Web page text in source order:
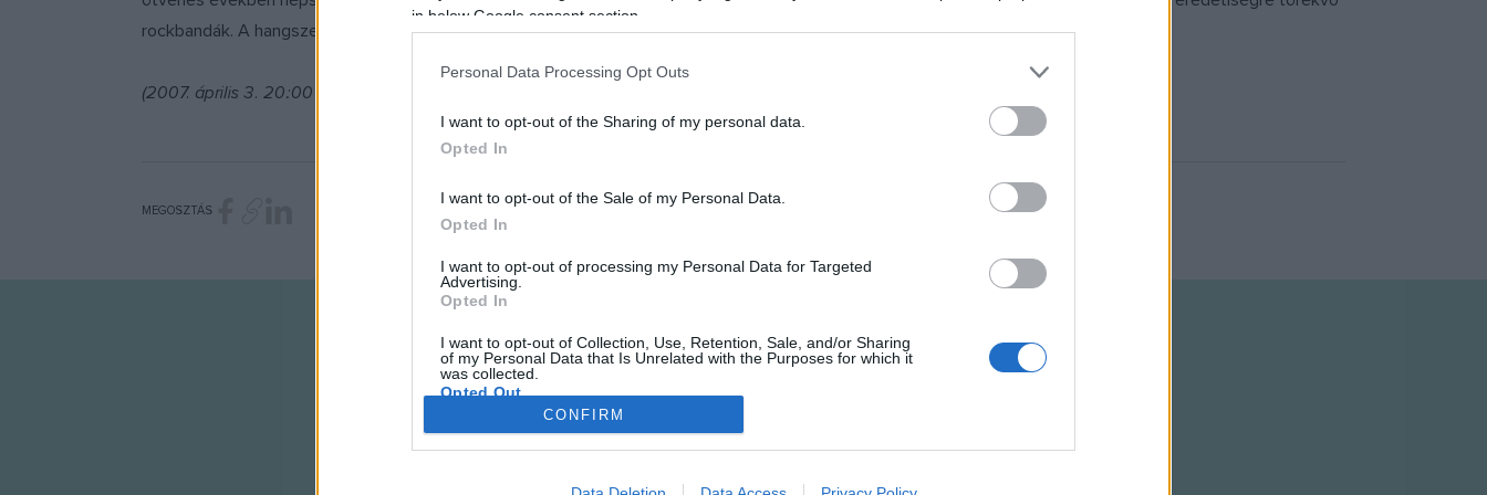
in below Google consent section.
Personal Data Processing Opt Outs
I want to opt-out of the Sharing of my personal data.
Opted In
I want to opt-out of the Sale of my Personal Data.
Opted In
I want to opt-out of processing my Personal Data for Targeted
Advertising.
Opted In
I want to opt-out of Collection, Use, Retention, Sale, and/or Sharing
of my Personal Data that Is Unrelated with the Purposes for which it
was collected.
Opted Out
Google consents
I want to allow Google to enable storage related to advertising like cookies on
CONFIRM
rockbandák. A hangszert a feltalálójáról, Laurens Hammondról kapta nevét, aki 1935-ben alkotta meg a máig népszerű instrumentumot.
(2007. április 3. 20:00 Jövő Háza (volt Millenáris Park) - Teátrum (Budapest) - Rhoda Scott (Hammond-orgona) koncertje)
MEGOSZTÁS